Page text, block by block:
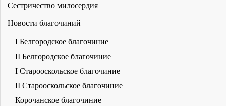
Сестричество милосердия
Новости благочиний
I Белгородское благочиние
II Белгородское благочиние
I Старооскольское благочиние
II Старооскольское благочиние
Корочанское благочиние